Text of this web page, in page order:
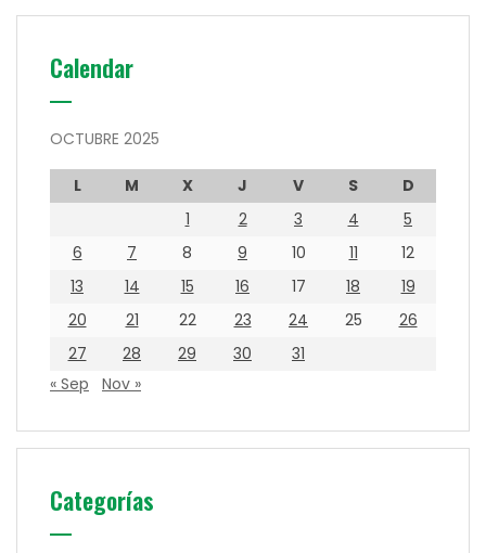
Calendar
OCTUBRE 2025
L M X J V S
D
1
2 3 4
5
6
7 8 9 10 11
12
13
14 15 16 17 18
19
20
21 22 23 24 25
26
27
28 29 30
31
« Sep
Nov »
Categorías